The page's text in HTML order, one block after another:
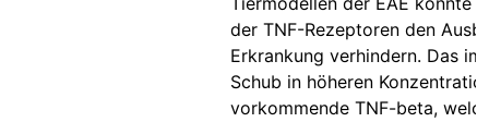
der TNF-Rezeptoren den
Erkrankung verhindern. Das
Schub in höheren
vorkommende TNF-beta,